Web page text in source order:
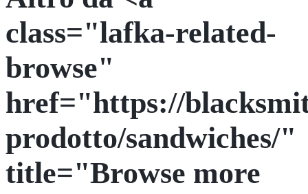
class="lafka-related-
browse"
href="https://
prodotto/sandwiches/"
title="Browse more